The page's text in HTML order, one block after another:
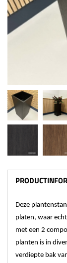
Deze
platen, waar
met een 2
planten is in
verdiepte bak